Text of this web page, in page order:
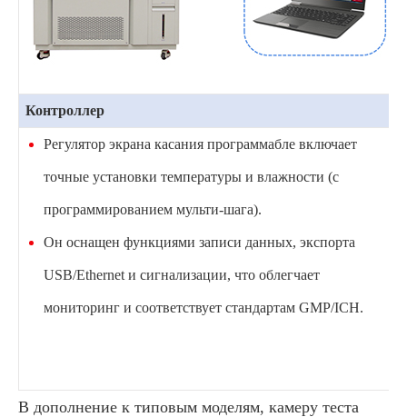
Контроллер
Регулятор экрана касания программабле включает
точные установки температуры и влажности (с
программированием мульти-шага).
Он оснащен функциями записи данных, экспорта
USB/Ethernet и сигнализации, что облегчает
мониторинг и соответствует стандартам GMP/ICH.
В дополнение к типовым моделям, камеру теста